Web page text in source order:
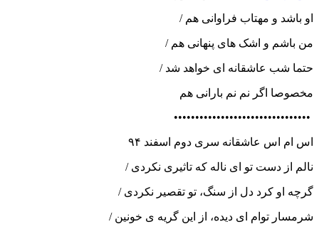
او باشد و مهتاب فراوانی هم /
من باشم و اشک های پنهانی هم /
حتما شب عاشقانه ای خواهد شد /
مخصوصا اگر نم نم بارانی هم
••••••••••••••••••••••••••••••••
اس ام اس عاشقانه سری دوم اسفند ۹۴
نالم از دست تو ای ناله که تاثیری نکردی /
گرچه او کرد دل از سنگ، تو تقصیر نکردی /
شرمسار توام ای دیده، از این گریه ی خونین /